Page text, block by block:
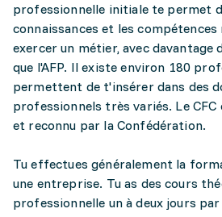
professionnelle initiale te permet
connaissances et les
exercer un métier, avec davantage
que l'AFP. Il existe environ 180
permettent de t'insérer dans des
professionnels très variés. Le
et reconnu par la Confédération.
Tu effectues généralement la
une entreprise. Tu as des cours
professionnelle un à deux jours